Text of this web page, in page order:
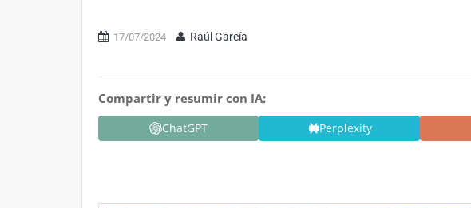
17/07/2024 Raúl García
Compartir y resumir con IA:
ChatGPT Perplexity